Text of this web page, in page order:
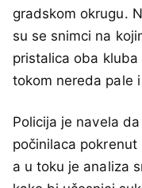
gradskom okrugu.
su se snimci na
pristalica oba
tokom nereda pale
Policija je navela
počinilaca
a u toku je analiza